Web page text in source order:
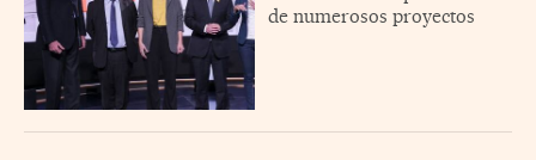
de numerosos proyectos